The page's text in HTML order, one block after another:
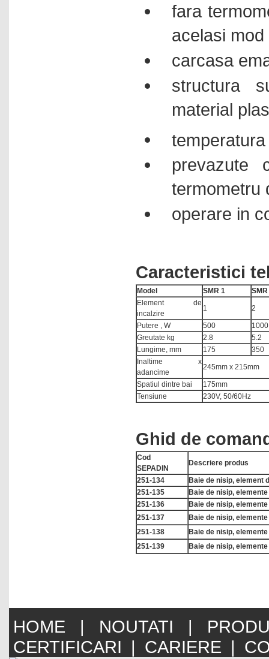
fara
acelasi
carcasa
structura
material
prevazute
termometru
operare in
Caracteristici
Model SMR 1
SMR
Element de
incalzire
1 2
Putere , W 500
1000
Greutate kg
2.8
5.2
Lungime, mm
175
350
Inaltime x
adancime
245mm x 215mm
Spatiul dintre bai
175mm
Tensiune
230V, 50/60Hz
Ghid de
Cod
SEPADIN
Descriere produs
251-134
Baie de nisip, element
251-135
Baie de nisip,
251-136
Baie de nisip,
251-137
Baie de nisip,
251-138
Baie de nisip,
251-139
Baie de nisip,
HOME | NOUTATI |
CERTIFICARI | CARIERE |